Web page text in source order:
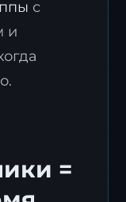
с
и
=